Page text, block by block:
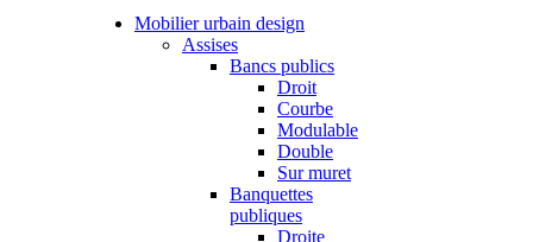
Mobilier urbain design
Assises
Bancs publics
Droit
Courbe
Modulable
Double
Sur muret
Banquettes
publiques
Droite